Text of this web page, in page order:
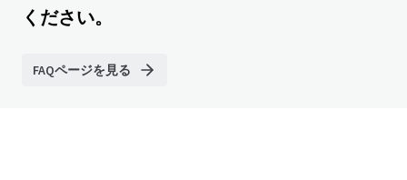
ください。
FAQページを見る